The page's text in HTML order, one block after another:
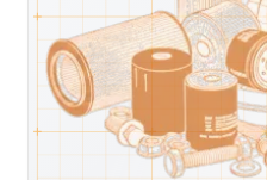
sous 48-
72h
—Livraison
France
métropolitaine
Livraison
TOM).
Pas de